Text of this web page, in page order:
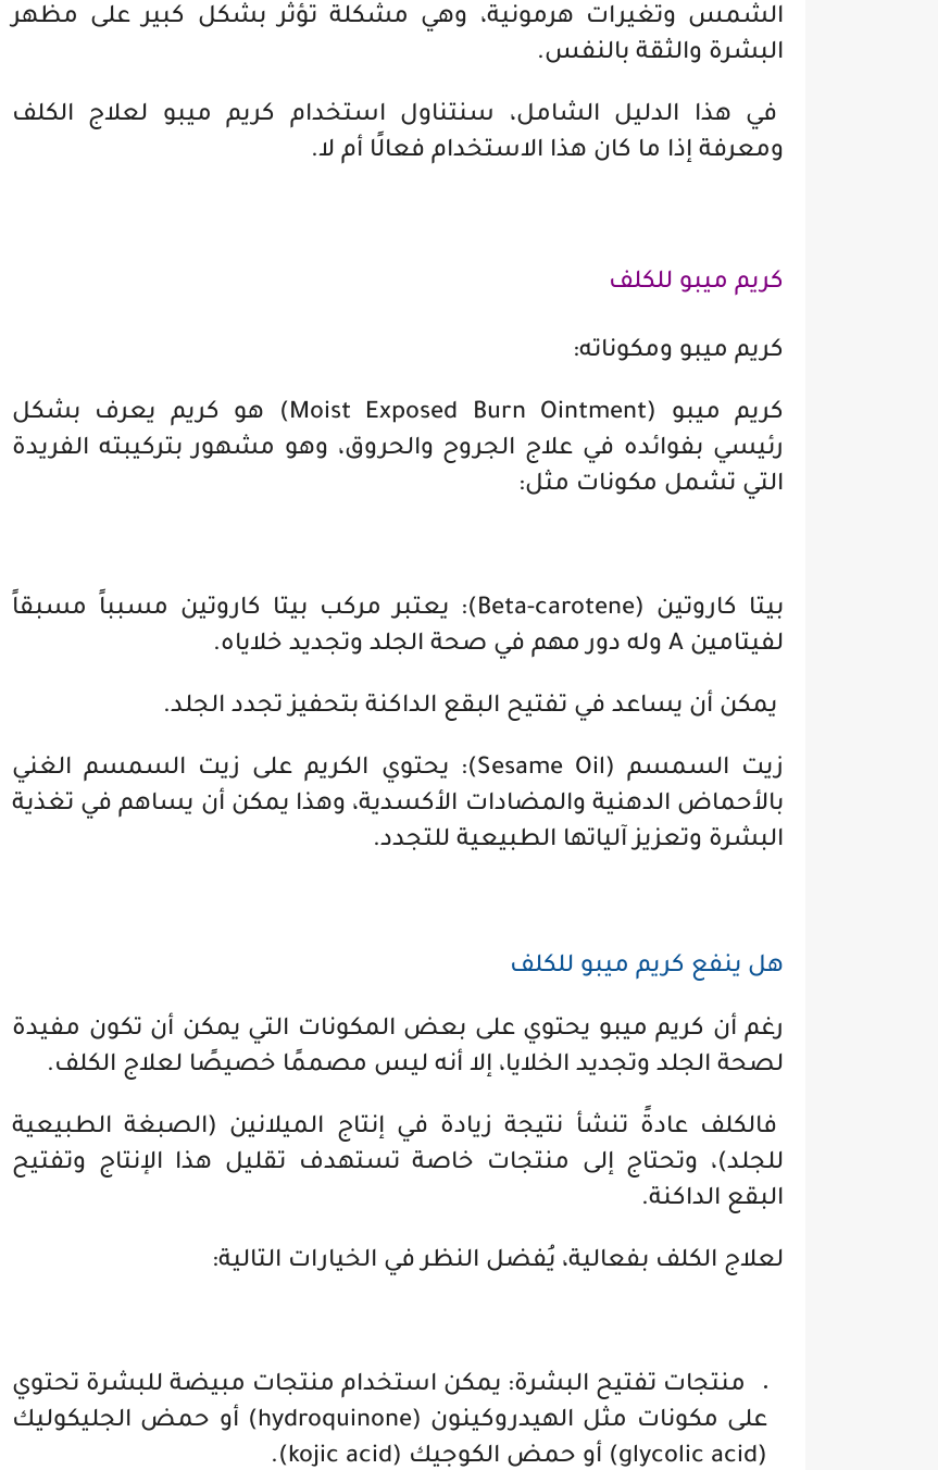
الشمس وتغيرات هرمونية، وهي مشكلة تؤثر بشكل كبير على مظهر
البشرة والثقة بالنفس.
في هذا الدليل الشامل، سنتناول استخدام كريم ميبو لعلاج الكلف
ومعرفة إذا ما كان هذا الاستخدام فعالًا أم لا.
كريم ميبو للكلف
كريم ميبو ومكوناته:
كريم ميبو (Moist Exposed Burn Ointment) هو كريم يعرف بشكل
رئيسي بفوائده في علاج الجروح والحروق، وهو مشهور بتركيبته الفريدة
التي تشمل مكونات مثل:
بيتا كاروتين (Beta-carotene): يعتبر مركب بيتا كاروتين مسبباً مسبقاً
لفيتامين A وله دور مهم في صحة الجلد وتجديد خلاياه.
يمكن أن يساعد في تفتيح البقع الداكنة بتحفيز تجدد الجلد.
زيت السمسم (Sesame Oil): يحتوي الكريم على زيت السمسم الغني
بالأحماض الدهنية والمضادات الأكسدية، وهذا يمكن أن يساهم في تغذية
البشرة وتعزيز آلياتها الطبيعية للتجدد.
هل ينفع كريم ميبو للكلف
رغم أن كريم ميبو يحتوي على بعض المكونات التي يمكن أن تكون مفيدة
لصحة الجلد وتجديد الخلايا، إلا أنه ليس مصممًا خصيصًا لعلاج الكلف.
فالكلف عادةً تنشأ نتيجة زيادة في إنتاج الميلانين (الصبغة الطبيعية
للجلد)، وتحتاج إلى منتجات خاصة تستهدف تقليل هذا الإنتاج وتفتيح
البقع الداكنة.
لعلاج الكلف بفعالية، يُفضل النظر في الخيارات التالية:
منتجات تفتيح البشرة: يمكن استخدام منتجات مبيضة للبشرة تحتوي
على مكونات مثل الهيدروكينون (hydroquinone) أو حمض الجليكوليك
(glycolic acid) أو حمض الكوجيك (kojic acid).